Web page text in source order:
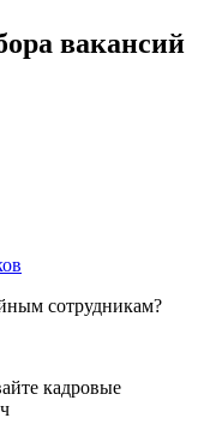
вакансий
сотрудникам?
кадровые